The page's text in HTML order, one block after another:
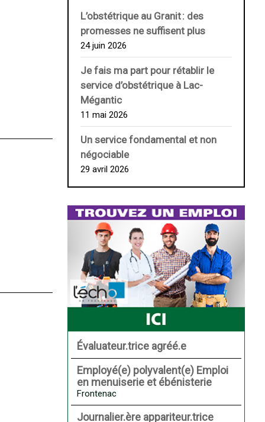
L’obstétrique au ­Granit : des
promesses ne suffisent plus
24 juin 2026
Je fais ma part pour rétablir le
service d’obstétrique à Lac-
Mégantic
11 mai 2026
Un service fondamental et non
négociable
29 avril 2026
Évaluateur.trice agréé.e
Employé(e) polyvalent(e) Emploi
en menuiserie et ébénisterie
Frontenac
Journalier.ère appariteur.trice